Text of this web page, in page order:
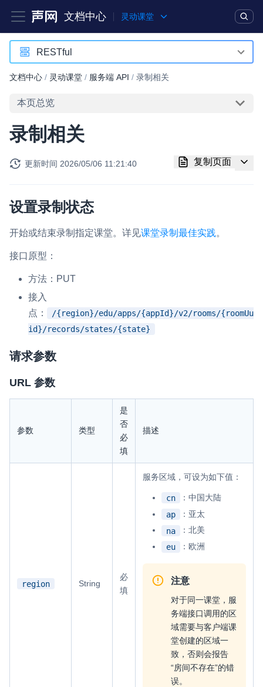
文档中心 灵动课堂
产品 解决方案
突破传统文字交互模式，与 AI 进行高拟真、自然流畅的实时语
音对话
扩展性和更优秀的互动效果
解决方案
即时通讯 IM
一整套高可靠、低时延、高并发、安全、全球化的即时聊天云服
融合 CDN 直播
对接国内外多家 CDN 供应商，提供一个整体播放体验最佳的
CDN 直播方案
媒体流加速
实时互动扩展能力
实时转录翻译
实现智能硬件和微信小程序之间的实时音视频互通
对实时音频和视频画面进行风险识别，并联动回调和业务处置流
RESTful
Android
iOS
Web
Electron
RESTful
文档中心 / 灵动课堂 / 服务端 API / 录制相关
本页总览
录制相关
更新时间 2026/05/06 11:21:40 复制页面
设置录制状态
开始或结束录制指定课堂。详见课堂录制最佳实践。
接口原型：
方法：PUT
接入
点：
/{region}/edu/apps/{appId}/v2/rooms/{roomUu
id}/records/states/{state}
请求参数
URL 参数
参数 类型
是
否
必
填
描述
region String
必
填
服务区域，可设为如下值：
cn
：中国大陆
ap
：亚太
na
：北美
eu
：欧洲
注意
对于同一课堂，服
务端接口调用的区
域需要与客户端课
堂创建的区域一
致，否则会报告
“房间不存在”的错
误。